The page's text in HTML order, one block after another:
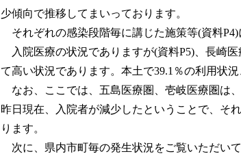
少傾向で推移してまいっております。
それぞれの感染段階毎に講じた施策等(資料
入院医療の状況でありますが(資料P5)、長崎
て高い状況であります。本土で39.1％の利用状
なお、ここでは、五島医療圏、壱岐医療圏は
昨日現在、入院者が減少したということで、そ
ります。
次に、県内市町毎の発生状況をご覧いただい